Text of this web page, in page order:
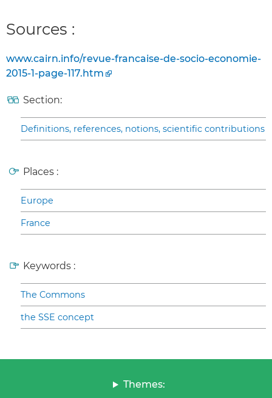
Sources :
www.cairn.info/revue-francaise-de-socio-economie-
2015-1-page-117.htm
Section:
Definitions, references, notions, scientific contributions
Places :
Europe
France
Keywords :
The Commons
the SSE concept
Themes: